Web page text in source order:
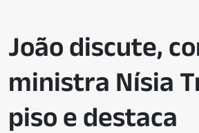
João discute,
ministra Nísia
piso e destaca